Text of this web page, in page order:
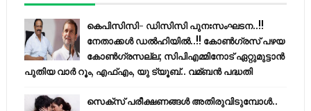
കെപിസിസി- ഡിസിസി പുനഃസംഘടന..!!
നേതാക്കൾ ഡൽഹിയിൽ..!! കോണ്‍ഗ്രസ് പഴയ
കോണ്‍ഗ്രസല്ല; സിപിഎമ്മിനോട് ഏറ്റുമുട്ടാന്‍
പുതിയ വാര്‍ റൂം, എഫ്‌എം, യു ട്യൂബ്.. വമ്ബന്‍ പദ്ധതി
സെക്സ് പരീക്ഷണങ്ങൾ അതിരുവിടുമ്പോൾ..